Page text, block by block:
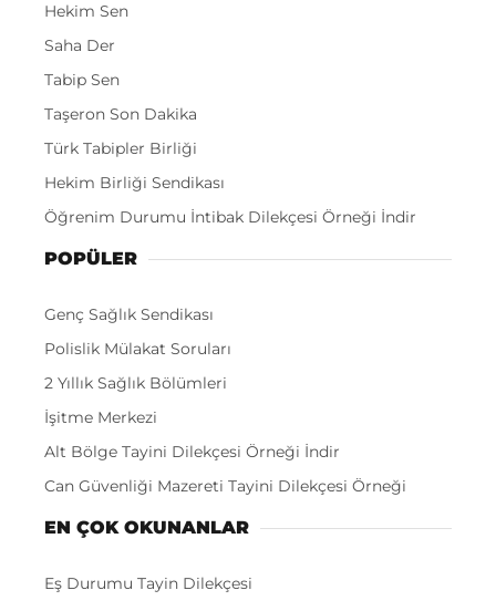
Hekim Sen
Saha Der
Tabip Sen
Taşeron Son Dakika
Türk Tabipler Birliği
Hekim Birliği Sendikası
Öğrenim Durumu İntibak Dilekçesi Örneği İndir
POPÜLER
Genç Sağlık Sendikası
Polislik Mülakat Soruları
2 Yıllık Sağlık Bölümleri
İşitme Merkezi
Alt Bölge Tayini Dilekçesi Örneği İndir
Can Güvenliği Mazereti Tayini Dilekçesi Örneği
EN ÇOK OKUNANLAR
Eş Durumu Tayin Dilekçesi